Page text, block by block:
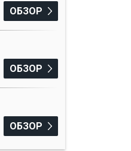
ОБЗОР
ОБЗОР
ОБЗОР